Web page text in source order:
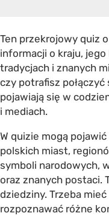
Ten przekrojowy quiz
informacji o kraju,
tradycjach i znanych
czy potrafisz
pojawiają się w
i mediach.
W quizie mogą
polskich miast,
symboli narodowych,
oraz znanych postaci.
dziedziny. Trzeba
rozpoznawać różne